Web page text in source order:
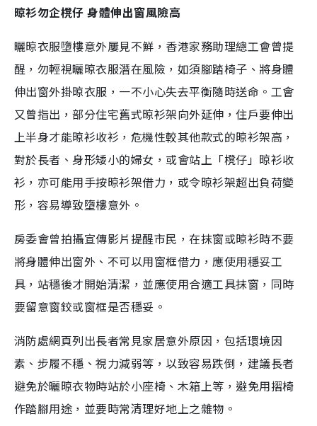
晾衫勿企櫈仔 身體伸出窗風險高
曬晾衣服墮樓意外屢見不鮮，香港家務助理總工會曾提
醒，勿輕視曬晾衣服潛在風險，如須腳踏椅子、將身體
伸出窗外掛晾衣服，一不小心失去平衡隨時送命。工會
又曾指出，部分住宅舊式晾衫架向外延伸，住戶要伸出
上半身才能晾衫收衫，危機性較其他款式的晾衫架高，
對於長者、身形矮小的婦女，或會站上「櫈仔」晾衫收
衫，亦可能用手按晾衫架借力，或令晾衫架超出負荷變
形，容易導致墮樓意外。
房委會曾拍攝宣傳影片提醒市民，在抹窗或晾衫時不要
將身體伸出窗外、不可以用窗框借力，應使用穩妥工
具，站穩後才開始清潔，並應使用合適工具抹窗，同時
要留意窗鉸或窗框是否穩妥。
消防處網頁列出長者常見家居意外原因，包括環境因
素、步履不穩、視力減弱等，以致容易跌倒，建議長者
避免於曬晾衣物時站於小座椅、木箱上等，避免用摺椅
作踏腳用途，並要時常清理好地上之雜物。